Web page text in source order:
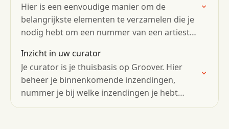
Hier is een eenvoudige manier om de
belangrijkste elementen te verzamelen die je
nodig hebt om een ​​nummer van een artiest
enz.).
Inzicht in uw curator
Je curator is je thuisbasis op Groover. Hier
beheer je binnenkomende inzendingen,
nummer je bij welke inzendingen je hebt
afgehandeld en bepaal je hoe je profiel er